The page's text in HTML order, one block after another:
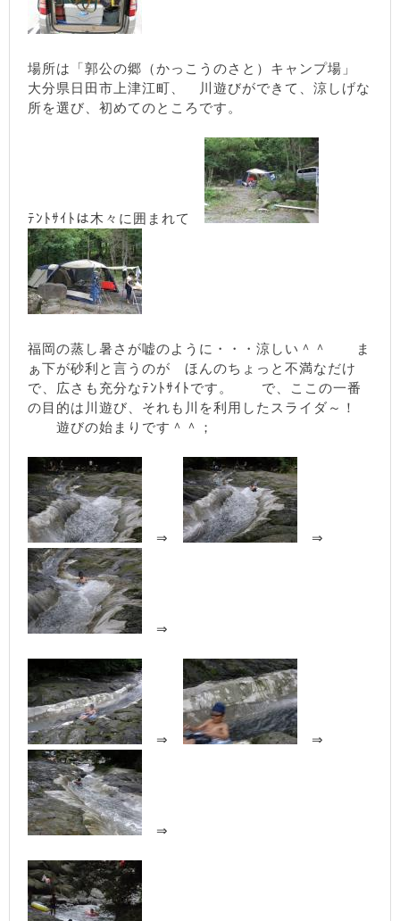
場所は「郭公の郷（かっこうのさと）キャンプ場 」
大分県日田市上津江町、 川遊びができて、涼しげな
所を選び、初めてのところです。
ﾃﾝﾄｻｲﾄは木々に囲まれて
福岡の蒸し暑さが嘘のように・・・涼しい＾＾ ま
ぁ下が砂利と言うのが ほんのちょっと不満なだけ
で、広さも充分なﾃﾝﾄｻｲﾄです。 で、ここの一番
の目的は川遊び、それも川を利用したスライダ～！
遊びの始まりです＾＾；
⇒ ⇒
⇒
⇒ ⇒
⇒